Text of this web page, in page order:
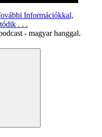
Információkkal,
. . .